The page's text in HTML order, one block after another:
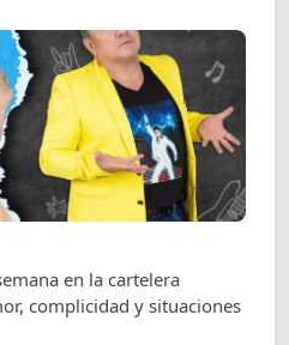
en la cartelera
complicidad y situaciones